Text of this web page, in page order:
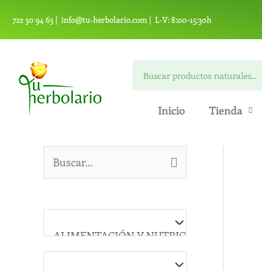
contenido
722 30 94 63 | info@tu-herbolario.com | L-V: 8:00-15:30h
Inicio Tienda
s
a